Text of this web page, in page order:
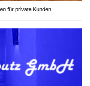
für private Kunden